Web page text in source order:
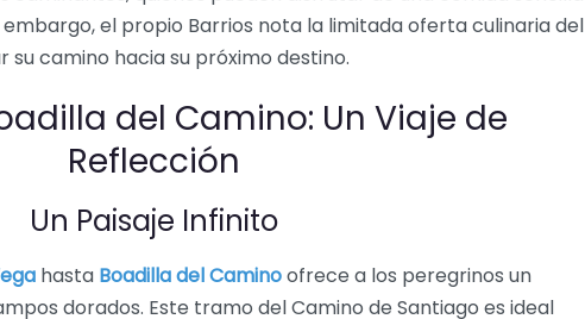
embargo, el propio Barrios nota la limitada oferta culinaria del
su camino hacia su próximo destino.
del Camino: Un Viaje de
Reflección
Un Paisaje Infinito
hasta Boadilla del Caminoofrece a los peregrinos un
dorados. Este tramo del Camino de Santiago es ideal